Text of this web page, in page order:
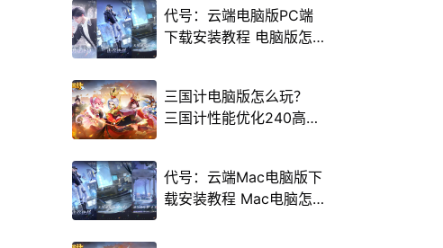
代号：云端电脑版PC端
下载安装教程 电脑版怎
三国计电脑版怎么玩？
三国计性能优化240高帧
代号：云端Mac电脑版下
载安装教程 Mac电脑怎